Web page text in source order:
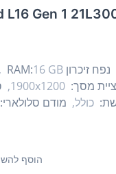
נפח זיכרון RAM: 16 GB,
מסך: 1900x1200,
כולל, מודם סלולארי:
הוסף